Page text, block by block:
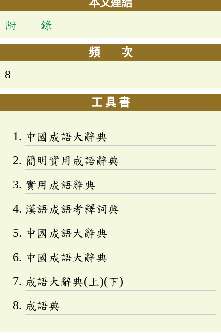
本文連結
附 錄
頻 次
8
工 具 書
中國成語大辭典
簡明實用成語辭典
實用成語辭典
漢語成語考釋詞典
中國成語大辭典
中國成語大辭典
成語大辭典(上)(下)
成語典